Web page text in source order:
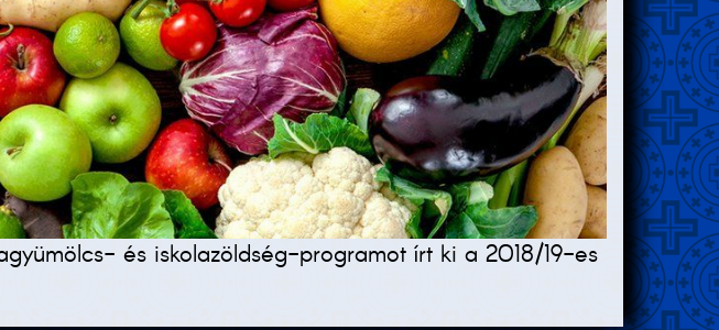
és iskolazöldség-programot írt ki a 2018/19-es